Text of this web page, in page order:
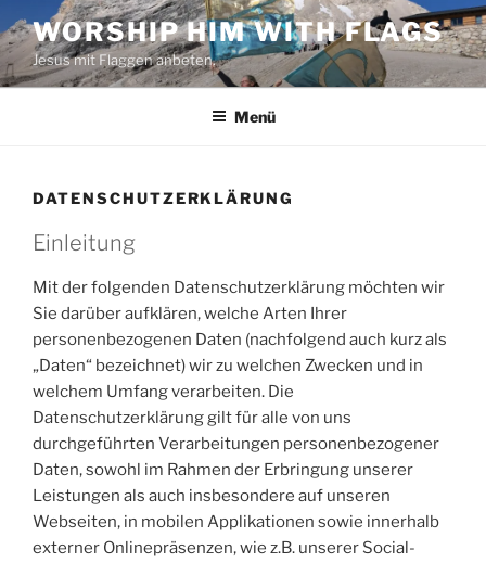
Inhalt
springen
WORSHIP HIM WITH FLAGS
Jesus mit Flaggen anbeten.
Menü
DATENSCHUTZERKLÄRUNG
Einleitung
Mit der folgenden Datenschutzerklärung möchten wir
Sie darüber aufklären, welche Arten Ihrer
personenbezogenen Daten (nachfolgend auch kurz als
„Daten“ bezeichnet) wir zu welchen Zwecken und in
welchem Umfang verarbeiten. Die
Datenschutzerklärung gilt für alle von uns
durchgeführten Verarbeitungen personenbezogener
Daten, sowohl im Rahmen der Erbringung unserer
Leistungen als auch insbesondere auf unseren
Webseiten, in mobilen Applikationen sowie innerhalb
externer Onlinepräsenzen, wie z.B. unserer Social-